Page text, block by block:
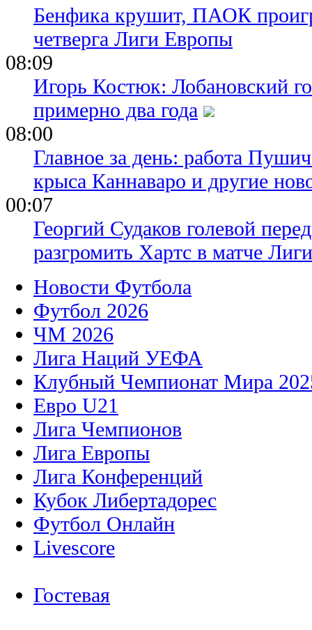
Бенфика крушит, ПАОК
четверга Лиги Европы
08:09
Игорь Костюк: Лобановский
примерно два года
08:00
Главное за день: работа
крыса Каннаваро и другие
00:07
Георгий Судаков голевой
разгромить Хартс в матче
Новости Футбола
Футбол 2026
ЧМ 2026
Лига Наций УЕФА
Клубный Чемпионат Мира
Евро U21
Лига Чемпионов
Лига Европы
Лига Конференций
Кубок Либертадорес
Футбол Онлайн
Livescore
Гостевая